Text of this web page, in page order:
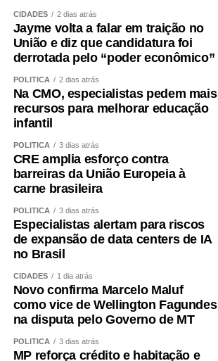
CIDADES 2 dias atrás
Jayme volta a falar em traição no
União e diz que candidatura foi
derrotada pelo “poder econômico”
POLÍTICA 2 dias atrás
Na CMO, especialistas pedem mais
recursos para melhorar educação
infantil
POLÍTICA 3 dias atrás
CRE amplia esforço contra
barreiras da União Europeia à
carne brasileira
POLÍTICA 3 dias atrás
Especialistas alertam para riscos
de expansão de data centers de IA
no Brasil
CIDADES 1 dia atrás
Novo confirma Marcelo Maluf
como vice de Wellington Fagundes
na disputa pelo Governo de MT
POLÍTICA 3 dias atrás
MP reforça crédito e habitação e